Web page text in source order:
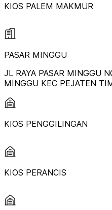
KIOS PALEM MAKMUR
PASAR MINGGU
JL RAYA PASAR MINGGU NO.
MINGGU KEC PEJATEN
KIOS PENGGILINGAN
KIOS PERANCIS